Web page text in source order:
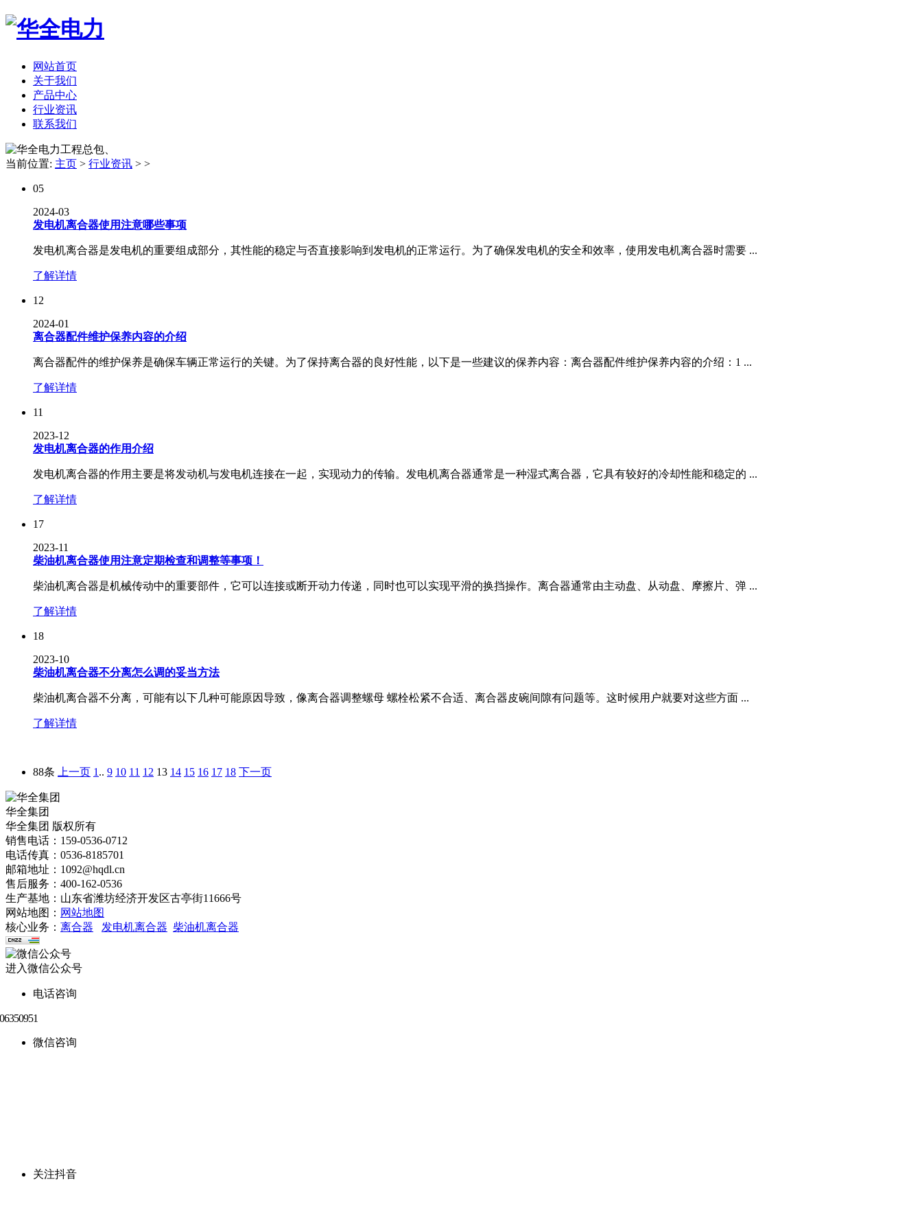
网站首页
关于我们
产品中心
行业资讯
联系我们
当前位置: 主页 > 行业资讯 > >
05
2024-03
发电机离合器使用注意哪些事项
发电机离合器是发电机的重要组成部分，其性能的稳定与否直接影响到发电机的正常运行。为了确保发电机的安全和效率，使用发电机离合器时需要 ...
了解详情
12
2024-01
离合器配件维护保养内容的介绍
离合器配件的维护保养是确保车辆正常运行的关键。为了保持离合器的良好性能，以下是一些建议的保养内容：离合器配件维护保养内容的介绍：1 ...
了解详情
11
2023-12
发电机离合器的作用介绍
发电机离合器的作用主要是将发动机与发电机连接在一起，实现动力的传输。发电机离合器通常是一种湿式离合器，它具有较好的冷却性能和稳定的 ...
了解详情
17
2023-11
柴油机离合器使用注意定期检查和调整等事项！
柴油机离合器是机械传动中的重要部件，它可以连接或断开动力传递，同时也可以实现平滑的换挡操作。离合器通常由主动盘、从动盘、摩擦片、弹 ...
了解详情
18
2023-10
柴油机离合器不分离怎么调的妥当方法
柴油机离合器不分离，可能有以下几种可能原因导致，像离合器调整螺母 螺栓松紧不合适、离合器皮碗间隙有问题等。这时候用户就要对这些方面 ...
了解详情
88条 上一页 1 .. 9 10 11 12 13 14 15 16 17 18 下一页
华全集团
华全集团 版权所有
销售电话：159-0536-0712
电话传真：0536-8185701
邮箱地址：1092@hqdl.cn
售后服务：400-162-0536
生产基地：山东省潍坊经济开发区古亭街11666号
网站地图： 网站地图
核心业务： 离合器 发电机离合器 柴油机离合器
进入微信公众号
电话咨询
微信咨询
关注抖音